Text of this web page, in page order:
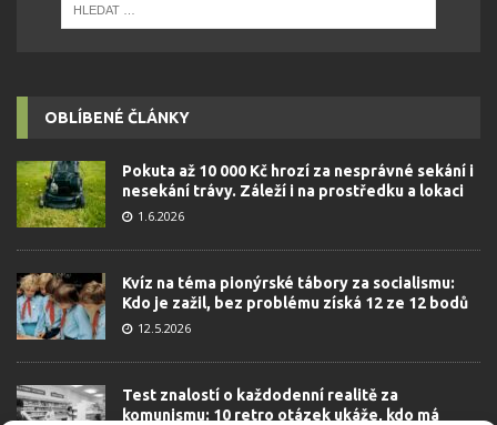
OBLÍBENÉ ČLÁNKY
Pokuta až 10 000 Kč hrozí za nesprávné sekání i
nesekání trávy. Záleží i na prostředku a lokaci
1.6.2026
Kvíz na téma pionýrské tábory za socialismu:
Kdo je zažil, bez problému získá 12 ze 12 bodů
12.5.2026
Test znalostí o každodenní realitě za
komunismu: 10 retro otázek ukáže, kdo má